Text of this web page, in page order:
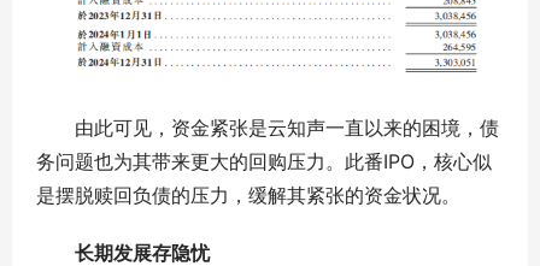
由此可见，资金紧张是云知声一直以来的困境，债
务问题也为其带来更大的回购压力。此番IPO，核心似
是摆脱赎回负债的压力，缓解其紧张的资金状况。
长期发展存隐忧